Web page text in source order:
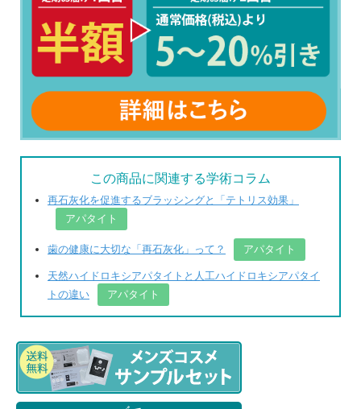
この商品に関連する学術コラム
再石灰化を促進するブラッシングと「テトリス効果」
アパタイト
歯の健康に大切な「再石灰化」って？ アパタイト
天然ハイドロキシアパタイトと人工ハイドロキシアパタイ
トの違い
アパタイト